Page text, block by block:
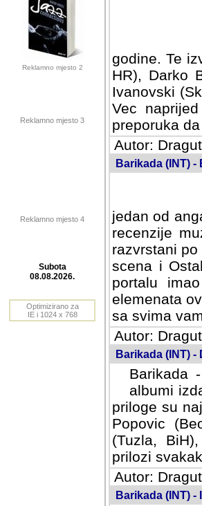
Reklamno mjesto 2
Reklamno mjesto 3
Reklamno mjesto 4
godine. Te
HR), Darko
Ivanovski
Vec
preporuka
Autor:
Barikada (INT) -
jedan od
recenzije
razvrstani
scena i
portalu
elemenata
sa svima
Autor:
Barikada (INT) -
Barikada
albumi
priloge su
Popovic
(Tuzla,
prilozi
Autor:
Barikada (INT) -